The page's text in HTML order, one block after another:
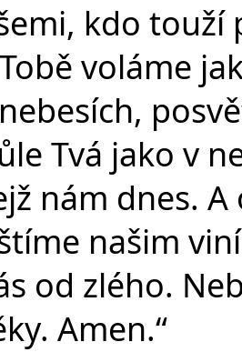
kdo touží
voláme
Tvá jako v
nám dnes.
našim
od zlého.
Amen.“